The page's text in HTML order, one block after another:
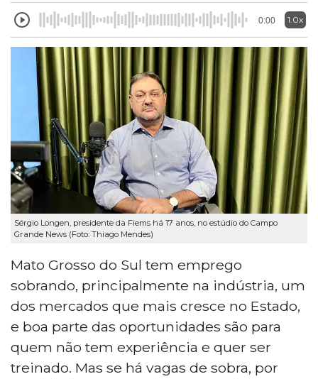
0:00 1.0x
Sérgio Longen, presidente da Fiems há 17 anos, no estúdio do Campo
Grande News (Foto: Thiago Mendes)
Mato Grosso do Sul tem emprego
sobrando, principalmente na indústria, um
dos mercados que mais cresce no Estado,
e boa parte das oportunidades são para
quem não tem experiência e quer ser
treinado. Mas se há vagas de sobra, por